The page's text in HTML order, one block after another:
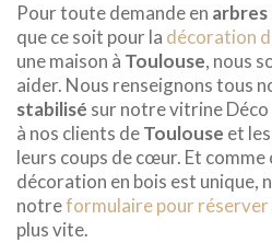
Pour toute demande en arbres
que ce soit pour la décoration
une maison à Toulouse, nous
aider. Nous renseignons tous
stabilisé sur notre vitrine
à nos clients deToulouse et
leurs coups de cœur. Et comme
décoration en bois est unique,
notreformulaire pour réserver
plus vite.